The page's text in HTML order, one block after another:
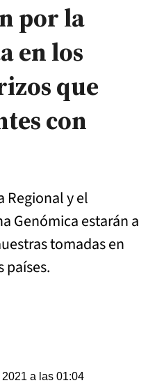
por la
en los
que
con
Regional y el
Genómica estarán a
tomadas en
países.
a las 01:04